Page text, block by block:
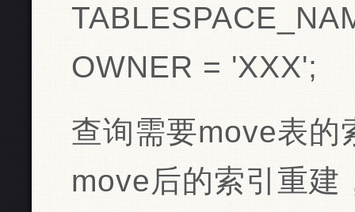
OWNER = 'XXX';
查询需要move表的
move后的索引重建